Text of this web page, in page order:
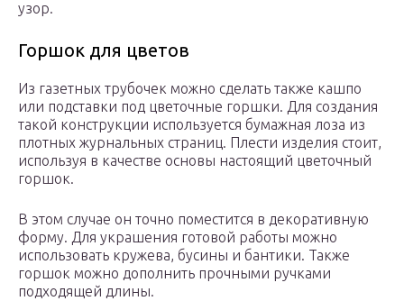
узор.
Горшок для цветов
Из газетных трубочек можно сделать также кашпо
или подставки под цветочные горшки. Для создания
такой конструкции используется бумажная лоза из
плотных журнальных страниц. Плести изделия стоит,
используя в качестве основы настоящий цветочный
горшок.
В этом случае он точно поместится в декоративную
форму. Для украшения готовой работы можно
использовать кружева, бусины и бантики. Также
горшок можно дополнить прочными ручками
подходящей длины.